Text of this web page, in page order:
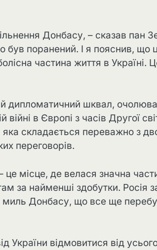
Донбасу, – сказав пан
був поранений. І я пояснив, що
частина життя в Україні.
дипломатичний шквал,
в Європі з часів Другої
складається переважно з
переговорів.
місце, де велася значна
за найменші здобутки. Росія
миль Донбасу, що все ще
України відмовитися від